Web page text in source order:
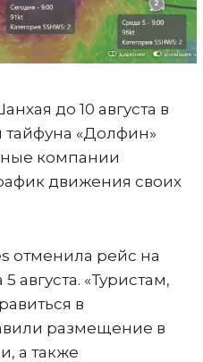
до 10 августа в
«Долфин»
компании
движения своих
отменила рейс на
августа. «Туристам,
в
размещение в
а также